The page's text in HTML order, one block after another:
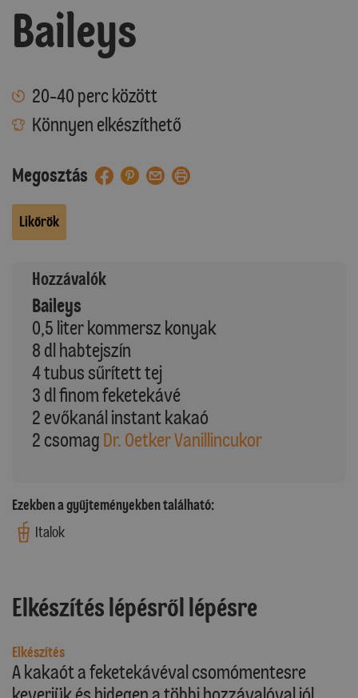
Baileys
20-40 perc között
Könnyen elkészíthető
Megosztás
Likőrök
Hozzávalók
Baileys
0,5 liter kommersz konyak
8 dl habtejszín
4 tubus sűrített tej
3 dl finom feketekávé
2 evőkanál instant kakaó
2 csomag Dr. Oetker Vanillincukor
Ezekben a gyűjteményekben található:
Italok
Elkészítés lépésről lépésre
Elkészítés
A kakaót a feketekávéval csomómentesre